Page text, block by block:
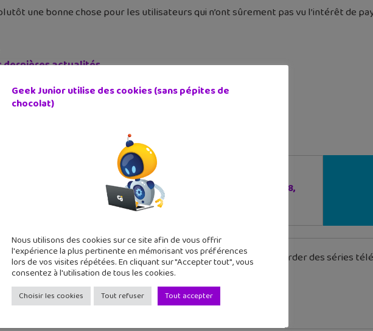
une bonne chose pour les utilisateurs qui n’ont sûrement pas vu l’intérêt de
dernières actualités
pour
ave...
Article suivant
Tu utilises Internet Explorer 8,
9...
deux grands ados, j'aime tester de nouvelles applications et regarder des séries
Geek Junior utilise des cookies (sans pépites de
chocolat)
Nous utilisons des cookies sur ce site afin de vous offrir
l'expérience la plus pertinente en mémorisant vos préférences
lors de vos visites répétées. En cliquant sur "Accepter tout", vous
consentez à l'utilisation de tous les cookies.
Choisir les cookies Tout refuser Tout accepter